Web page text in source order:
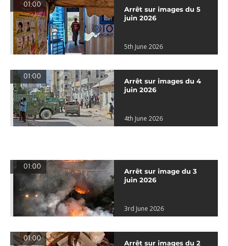
01:00
Arrêt sur images du 5
juin 2026
5th June 2026
01:00
Arrêt sur images du 4
juin 2026
4th June 2026
01:00
Arrêt sur image du 3
juin 2026
3rd June 2026
01:00
Arrêt sur images du 2